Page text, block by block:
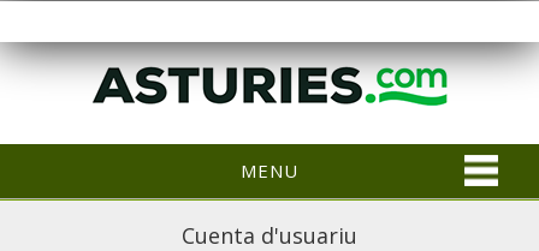
MENU
Cuenta d'usuariu